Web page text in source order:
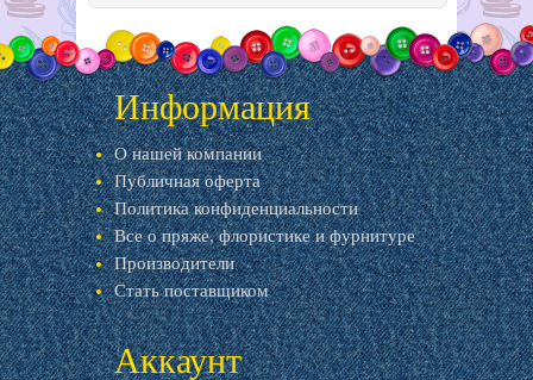
Информация
О нашей компании
Публичная оферта
Политика конфиденциальности
Все о пряже, флористике и фурнитуре
Производители
Стать поставщиком
Аккаунт